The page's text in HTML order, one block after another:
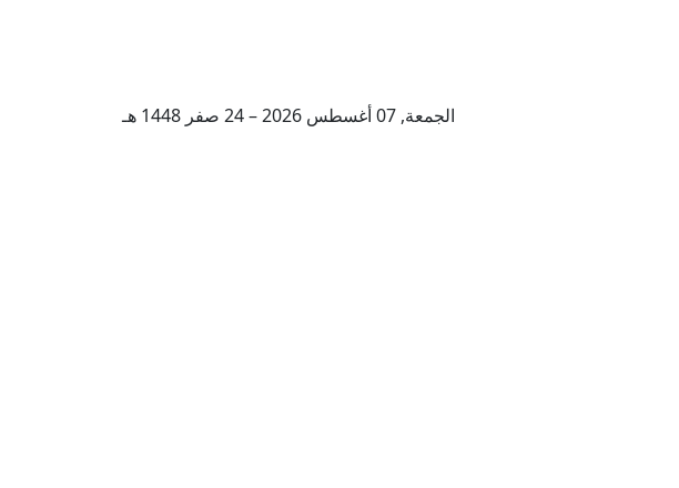
الجمعة, 07 أغسطس 2026 – 24 صفر 1448 هـ